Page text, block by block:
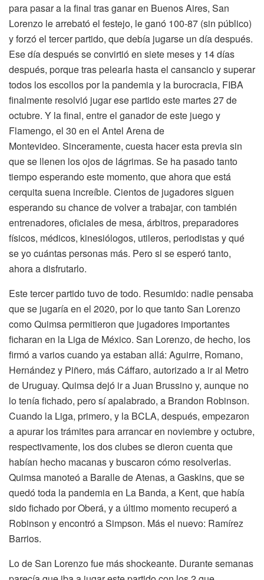
para pasar a la final tras ganar en Buenos Aires, San
Lorenzo le arrebató el festejo, le ganó 100-87 (sin público)
y forzó el tercer partido, que debía jugarse un día después.
Ese día después se convirtió en siete meses y 14 días
después, porque tras pelearla hasta el cansancio y superar
todos los escollos por la pandemia y la burocracia, FIBA
finalmente resolvió jugar ese partido este martes 27 de
octubre. Y la final, entre el ganador de este juego y
Flamengo, el 30 en el Antel Arena de
Montevideo. Sinceramente, cuesta hacer esta previa sin
que se llenen los ojos de lágrimas. Se ha pasado tanto
tiempo esperando este momento, que ahora que está
cerquita suena increíble. Cientos de jugadores siguen
esperando su chance de volver a trabajar, con también
entrenadores, oficiales de mesa, árbitros, preparadores
físicos, médicos, kinesiólogos, utileros, periodistas y qué
se yo cuántas personas más. Pero si se esperó tanto,
ahora a disfrutarlo.
Este tercer partido tuvo de todo. Resumido: nadie pensaba
que se jugaría en el 2020, por lo que tanto San Lorenzo
como Quimsa permitieron que jugadores importantes
ficharan en la Liga de México. San Lorenzo, de hecho, los
firmó a varios cuando ya estaban allá: Aguirre, Romano,
Hernández y Piñero, más Cáffaro, autorizado a ir al Metro
de Uruguay. Quimsa dejó ir a Juan Brussino y, aunque no
lo tenía fichado, pero sí apalabrado, a Brandon Robinson.
Cuando la Liga, primero, y la BCLA, después, empezaron
a apurar los trámites para arrancar en noviembre y octubre,
respectivamente, los dos clubes se dieron cuenta que
habían hecho macanas y buscaron cómo resolverlas.
Quimsa manoteó a Baralle de Atenas, a Gaskins, que se
quedó toda la pandemia en La Banda, a Kent, que había
sido fichado por Oberá, y a último momento recuperó a
Robinson y encontró a Simpson. Más el nuevo: Ramírez
Barrios.
Lo de San Lorenzo fue más shockeante. Durante semanas